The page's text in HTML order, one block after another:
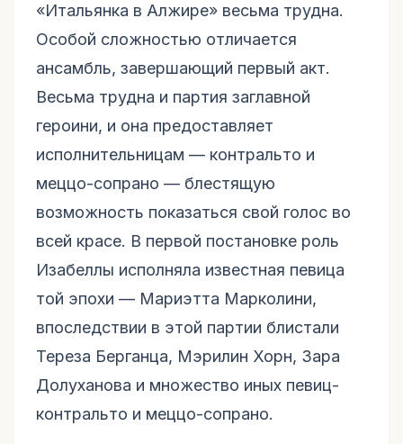
«Итальянка в Алжире» весьма трудна.
Особой сложностью отличается
ансамбль, завершающий первый акт.
Весьма трудна и партия заглавной
героини, и она предоставляет
исполнительницам — контральто и
меццо-сопрано — блестящую
возможность показаться свой голос во
всей красе. В первой постановке роль
Изабеллы исполняла известная певица
той эпохи — Мариэтта Марколини,
впоследствии в этой партии блистали
Тереза Берганца, Мэрилин Хорн, Зара
Долуханова и множество иных певиц-
контральто и меццо-сопрано.